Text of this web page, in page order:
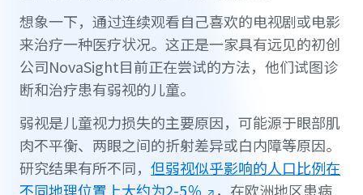
想象一下，通过连续观看自己喜欢的电视剧或电影
来治疗一种医疗状况。这正是一家具有远见的初创
公司NovaSight目前正在尝试的方法，他们试图诊
断和治疗患有弱视的儿童。
弱视是儿童视力损失的主要原因，可能源于眼部肌
肉不平衡、两眼之间的折射差异或白内障等原因。
研究结果有所不同， 但弱视似乎影响的人口比例在
不同地理位置上大约为2-5％
，在欧洲地区患病